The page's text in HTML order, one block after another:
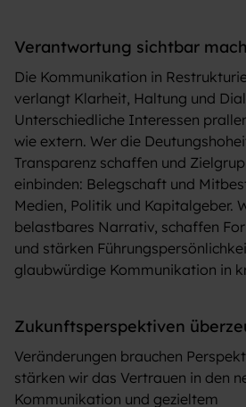
Verantwortung sichtbar
Die Kommunikation in
verlangt Klarheit, Haltung und
Unterschiedliche Interessen
wie extern. Wer die
Transparenz schaffen und
einbinden: Belegschaft und
Medien, Politik und Kapitalgeber.
belastbares Narrativ, schaffen
und stärken
glaubwürdige Kommunikation in
Zukunftsperspektiven
Veränderungen brauchen
stärken wir das Vertrauen in den
Kommunikation und gezieltem